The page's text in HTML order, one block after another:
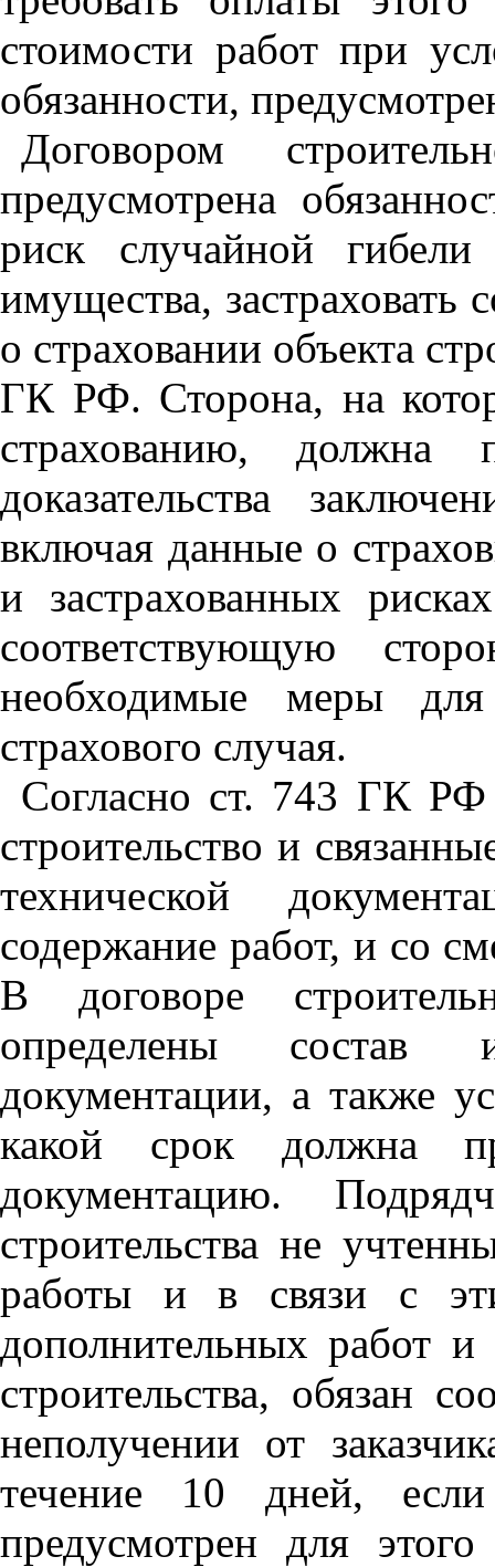
стоимости работ при
обязанности,
Договором
предусмотрена
риск случайной
имущества, застраховать
о страховании объекта
ГК РФ. Сторона, на
страхованию, должна
доказательства
включая данные о
и застрахованных
соответствующую
необходимые меры для
страхового случая.
Согласно ст. 743 ГК РФ
строительство и
технической
содержание работ, и со
В договоре
определены состав
документации, а также
какой срок должна
документацию.
строительства не
работы и в связи с
дополнительных работ и
строительства, обязан
неполучении от
течение 10 дней,
предусмотрен для